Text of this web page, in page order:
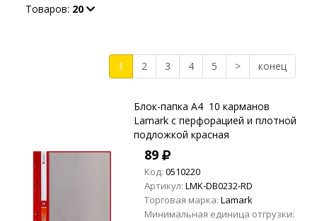
Товаров: 20
1 2 3 4 5 > конец
Блок-папка A4 10 карманов
Lamark с перфорацией и плотной
подложкой красная
89
Код: 0510220
Артикул: LMK-DB0232-RD
Торговая марка: Lamark
Минимальная единица отгрузки: